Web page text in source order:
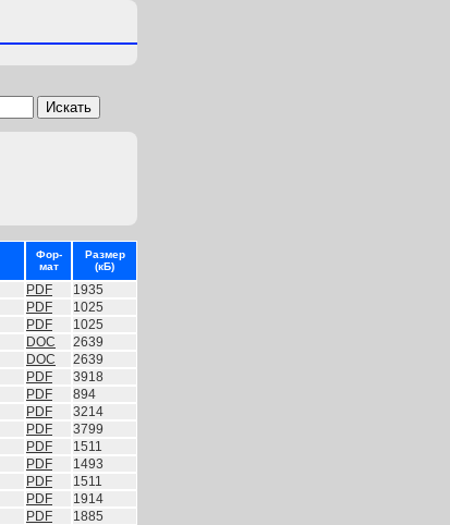
Фор-
мат
Размер
(кБ)
PDF
1935
PDF
1025
PDF
1025
DOC
2639
DOC
2639
PDF
3918
PDF
894
PDF
3214
PDF
3799
PDF
1511
PDF
1493
PDF
1511
PDF
1914
PDF
1885